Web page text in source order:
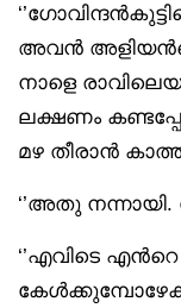
അവൻ
നാളെ
ലക്ഷണം
മഴ തീരാൻ
‘’അതു നന്നായി.
‘’എവിടെ എൻറെ